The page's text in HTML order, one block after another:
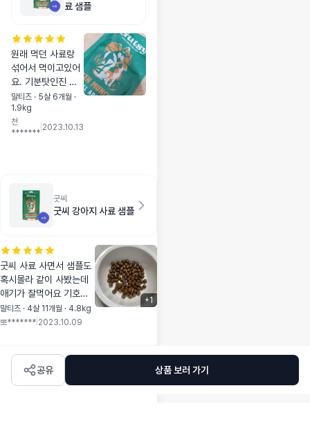
료 샘플
원래 먹던 사료랑
섞어서 먹이고있어
요. 기분탓인진 모
르겠지만, 며칠만에
눈가가 좀 깨끗해진
거 같아요. 꾸준히
말티즈 · 5살 6개월 ·
1.9kg
천
*******
2023.10.13
굿씨
굿씨 강아지 사료 샘플
굿씨 사료 사면서 샘플도
혹시몰라 같이 사봤는데
애기가 잘먹어요 기호성
도 좋고 성분도 괜찮은것
같아서 샘플이랑 본품 다
말티즈 · 4살 11개월 · 4.8kg
뽀******* 2023.10.09
+1
공유 상품 보러 가기